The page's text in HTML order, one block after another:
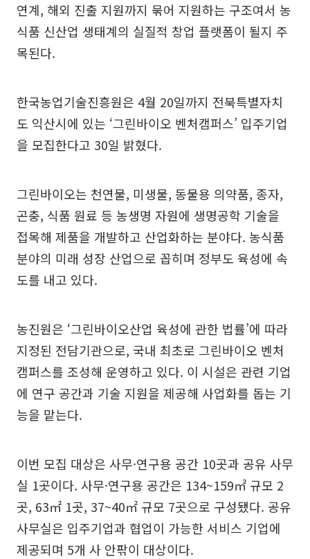
연계, 해외 진출 지원까지 묶어 지원하는 구조여서 농
식품 신산업 생태계의 실질적 창업 플랫폼이 될지 주
목된다.
한국농업기술진흥원은 4월 20일까지 전북특별자치
도 익산시에 있는 ‘그린바이오 벤처캠퍼스’ 입주기업
을 모집한다고 30일 밝혔다.
그린바이오는 천연물, 미생물, 동물용 의약품, 종자,
곤충, 식품 원료 등 농생명 자원에 생명공학 기술을
접목해 제품을 개발하고 산업화하는 분야다. 농식품
분야의 미래 성장 산업으로 꼽히며 정부도 육성에 속
도를 내고 있다.
농진원은 ‘그린바이오산업 육성에 관한 법률’에 따라
지정된 전담기관으로, 국내 최초로 그린바이오 벤처
캠퍼스를 조성해 운영하고 있다. 이 시설은 관련 기업
에 연구 공간과 기술 지원을 제공해 사업화를 돕는 기
능을 맡는다.
이번 모집 대상은 사무·연구용 공간 10곳과 공유 사무
실 1곳이다. 사무·연구용 공간은 134~159㎡ 규모 2
곳, 63㎡ 1곳, 37~40㎡ 규모 7곳으로 구성됐다. 공유
사무실은 입주기업과 협업이 가능한 서비스 기업에
제공되며 5개 사 안팎이 대상이다.